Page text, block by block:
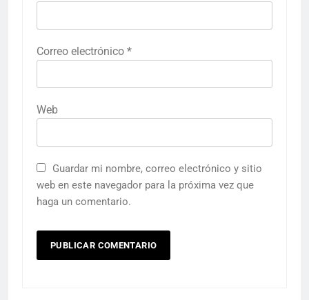
Correo electrónico *
Web
Guardar mi nombre, correo electrónico y sitio
web en este navegador para la próxima vez que
haga un comentario.